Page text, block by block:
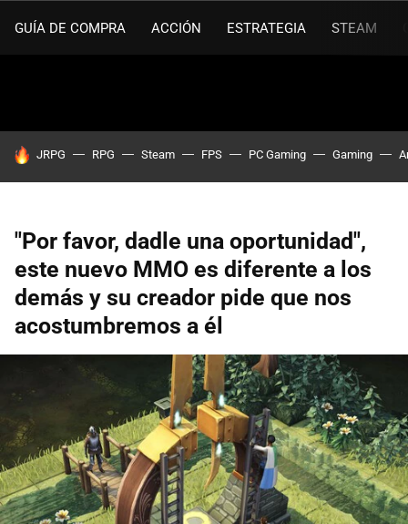
GUÍA DE COMPRA ACCIÓN ESTRATEGIA STEAM
HOY SE HABLA DE
JRPG RPG Steam FPS PC Gaming Gaming
"Por favor, dadle una oportunidad",
este nuevo MMO es diferente a los
demás y su creador pide que nos
acostumbremos a él